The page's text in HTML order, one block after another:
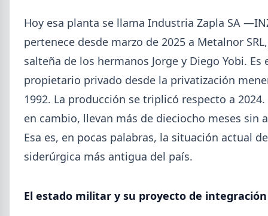
UOM 2026-08-04
Paritaria UOM agosto 2026: sin
valores de abril
Hoy esa planta se llama Industria Zapla SA
pertenece desde marzo de 2025 a Metalnor
salteña de los hermanos Jorge y Diego Yobi. Es
propietario privado desde la privatización
1992. La producción se triplicó respecto a
en cambio, llevan más de dieciocho meses sin
Esa es, en pocas palabras, la situación actual
siderúrgica más antigua del país.
El estado militar y su proyecto de